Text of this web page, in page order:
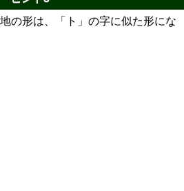
の形は、「ト」の字に似た形にな